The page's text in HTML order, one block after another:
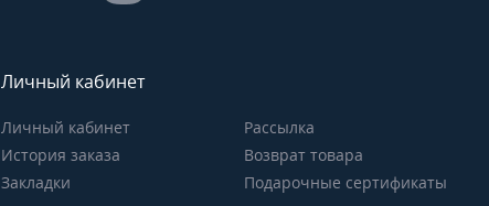
Личный кабинет
Личный кабинет
История заказа
Закладки
Рассылка
Возврат товара
Подарочные сертификаты